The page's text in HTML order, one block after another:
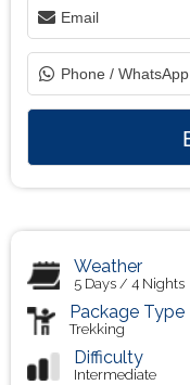
Weather
5 Days / 4 Nights
Package Type
Trekking
Difficulty
Intermediate